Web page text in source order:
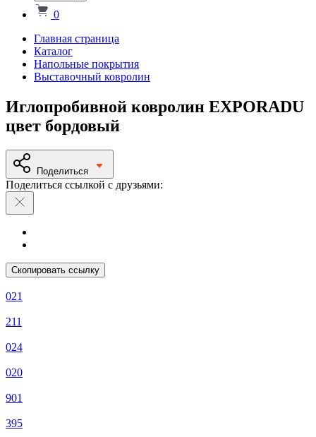
0
Главная страница
Каталог
Напольные покрытия
Выставочный ковролин
Иглопробивной ковролин EXPORADU
цвет бордовый
Поделиться
Поделиться ссылкой с друзьями:
Скопировать ссылку
021
211
024
020
901
395